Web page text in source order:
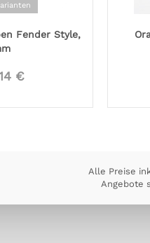
Fender Style,
€
Alle Preise
Angebote